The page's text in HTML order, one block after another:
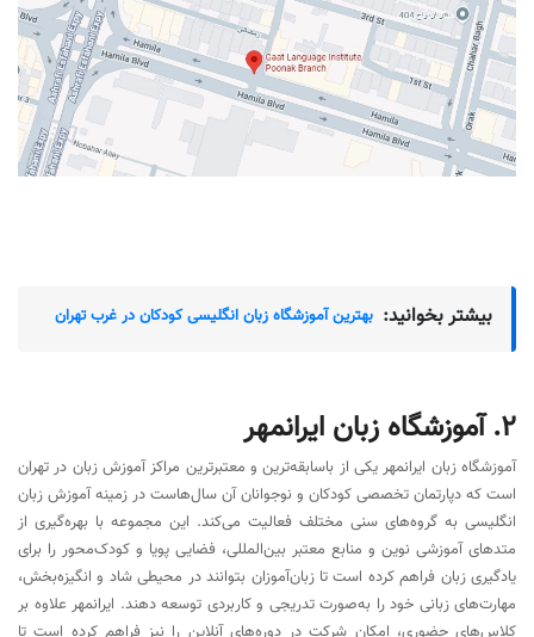
بیشتر بخوانید: بهترین آموزشگاه زبان انگلیسی کودکان در غرب تهران
2. آموزشگاه زبان ایرانمهر
آموزشگاه زبان ایرانمهر یکی از باسابقه‌ترین و معتبرترین مراکز آموزش زبان در تهران
است که دپارتمان تخصصی کودکان و نوجوانان آن سال‌هاست در زمینه آموزش زبان
انگلیسی به گروه‌های سنی مختلف فعالیت می‌کند. این مجموعه با بهره‌گیری از
متدهای آموزشی نوین و منابع معتبر بین‌المللی، فضایی پویا و کودک‌محور را برای
یادگیری زبان فراهم کرده است تا زبان‌آموزان بتوانند در محیطی شاد و انگیزه‌بخش،
مهارت‌های زبانی خود را به‌صورت تدریجی و کاربردی توسعه دهند. ایرانمهر علاوه بر
کلاس‌های حضوری، امکان شرکت در دوره‌های آنلاین را نیز فراهم کرده است تا